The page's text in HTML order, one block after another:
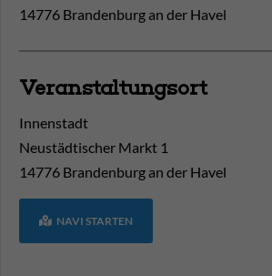
14776 Brandenburg an der Havel
Veranstaltungsort
Innenstadt
Neustädtischer Markt 1
14776 Brandenburg an der Havel
NAVI STARTEN